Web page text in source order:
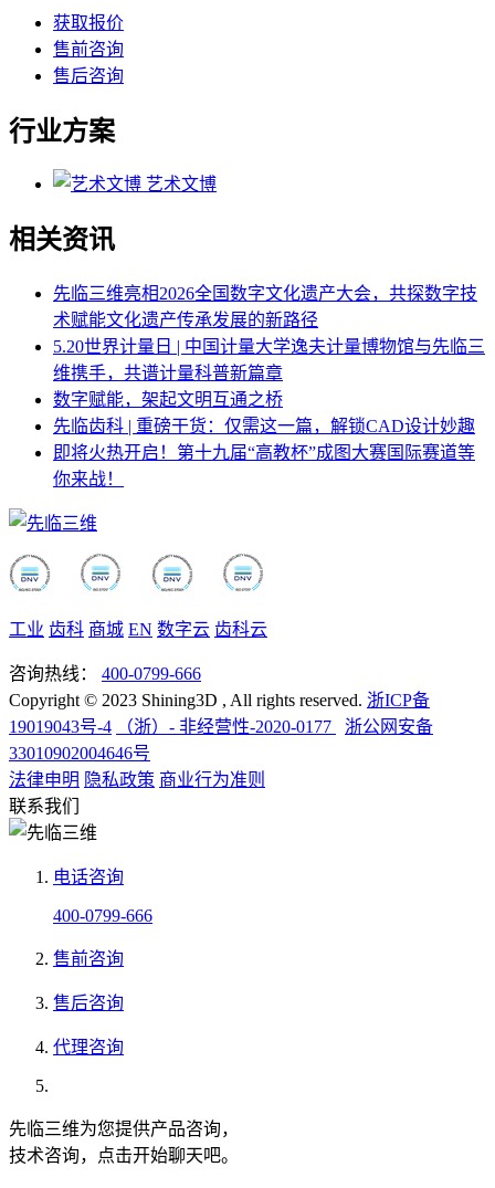
获取报价
售前咨询
售后咨询
行业方案
艺术文博
相关资讯
先临三维亮相2026全国数字文化遗产大会，共探数字技
术赋能文化遗产传承发展的新路径
5.20世界计量日 | 中国计量大学逸夫计量博物馆与先临三
维携手，共谱计量科普新篇章
数字赋能，架起文明互通之桥
先临齿科 | 重磅干货：仅需这一篇，解锁CAD设计妙趣
即将火热开启！第十九届“高教杯”成图大赛国际赛道等
你来战！
工业 齿科 商城 EN 数字云 齿科云
咨询热线：
400-0799-666
Copyright © 2023 Shining3D , All rights reserved. 浙ICP备
19019043号-4
（浙）- 非经营性-2020-0177
浙公网安备
33010902004646号
法律申明 隐私政策 商业行为准则
联系我们
电话咨询
400-0799-666
售前咨询
售后咨询
代理咨询
先临三维为您提供产品咨询，
技术咨询，点击开始聊天吧。